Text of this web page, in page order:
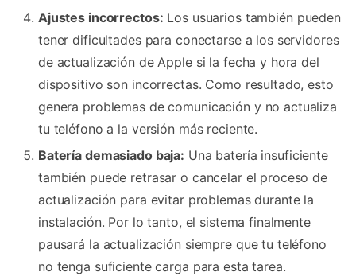
Ajustes incorrectos: Los usuarios también pueden
tener dificultades para conectarse a los servidores
de actualización de Apple si la fecha y hora del
dispositivo son incorrectas. Como resultado, esto
genera problemas de comunicación y no actualiza
tu teléfono a la versión más reciente.
Batería demasiado baja: Una batería insuficiente
también puede retrasar o cancelar el proceso de
actualización para evitar problemas durante la
instalación. Por lo tanto, el sistema finalmente
pausará la actualización siempre que tu teléfono
no tenga suficiente carga para esta tarea.